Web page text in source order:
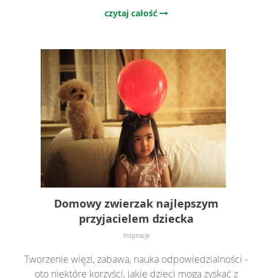
czytaj całość
Domowy zwierzak najlepszym
przyjacielem dziecka
Inspiracje
Tworzenie więzi, zabawa, nauka odpowiedzialności -
oto niektóre korzyści, jakie dzieci mogą zyskać z